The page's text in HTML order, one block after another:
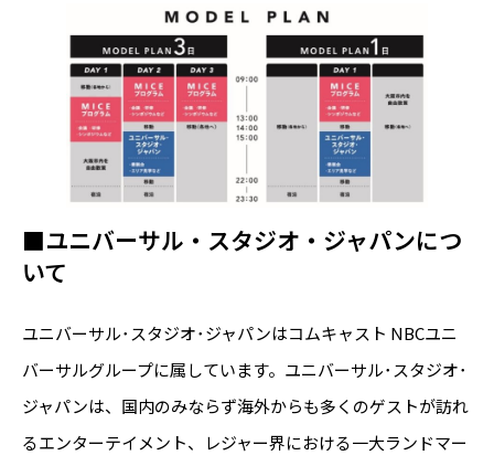
■ユニバーサル・スタジオ・ジャパンにつ
いて
ユニバーサル･スタジオ･ジャパンはコムキャスト NBCユニ
バーサルグループに属しています。ユニバーサル･スタジオ･
ジャパンは、国内のみならず海外からも多くのゲストが訪れ
るエンターテイメント、レジャー界における一大ランドマー